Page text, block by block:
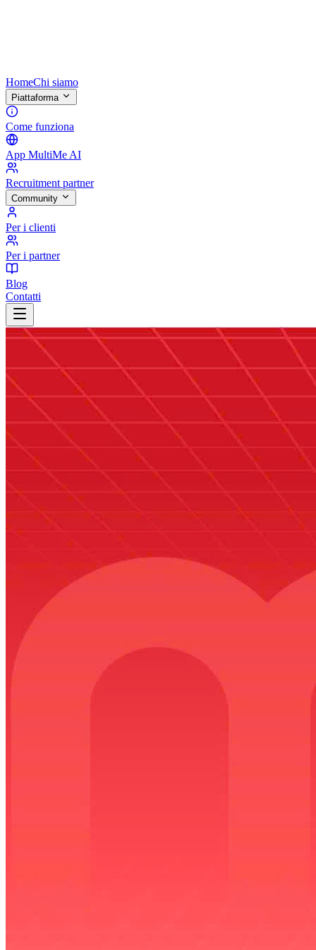
HomeChi siamo
Piattaforma
Come funziona
App MultiMe AI
Recruitment partner
Community
Per i clienti
Per i partner
Blog
Contatti